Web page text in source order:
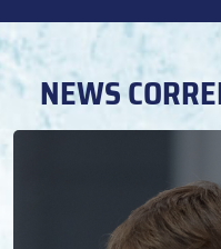
NEWS